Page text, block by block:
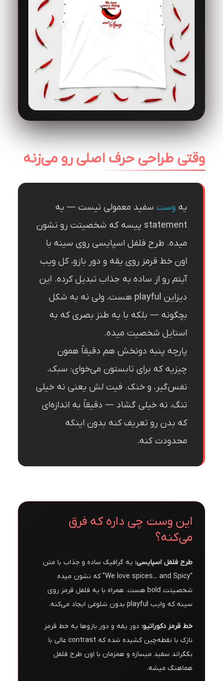
وقتی طراحی حرف اصلی رو می‌زنه
یه وست سفید معمولی نیست — یه
statement پیسه که شخصیتت رو نشون
میده. طرح فلفل اسپایسی روی سینه با
اون خط قرمز روی یقه و دور بازو، کل ویب
آیتم رو از ساده به جذاب تبدیل کرده. این
دیزاین playful هست، ولی نه به شکل
بچگونه — بلکه با یه طنز بصری که به
استایل شخصیت میده.
پارچه پنبه دونخش هم دقیقاً همون
چیزیه که برای تابستون می‌خوای: سبک،
نفس‌گیر، و خنک. فیت لش یعنی نه خیلی
تنگ، نه خیلی گشاد — دقیقاً به اندازه‌ای
که بدن رو تعریف کنه بدون اینکه
محدودت کنه.
این وست چی داره که فرق
می‌کنه؟
طرح فلفل اسپایسی: یه گرافیک ساده و جذاب با متن
"We love spices... and Spicy" که نشون میده
شخصیتت bold هست. همراه با یه فلفل قرمز روی
سینه که وایب playful بدون شلوغی ایجاد می‌کنه.
خط قرمز دکوراتیو: دور یقه و دور بازوها یه خط قرمز
نازک با نقطه‌چین کشیده شده که contrast عالی با
بکگراند سفید میسازه و همزمان با اون طرح فلفل
هماهنگ میشه.